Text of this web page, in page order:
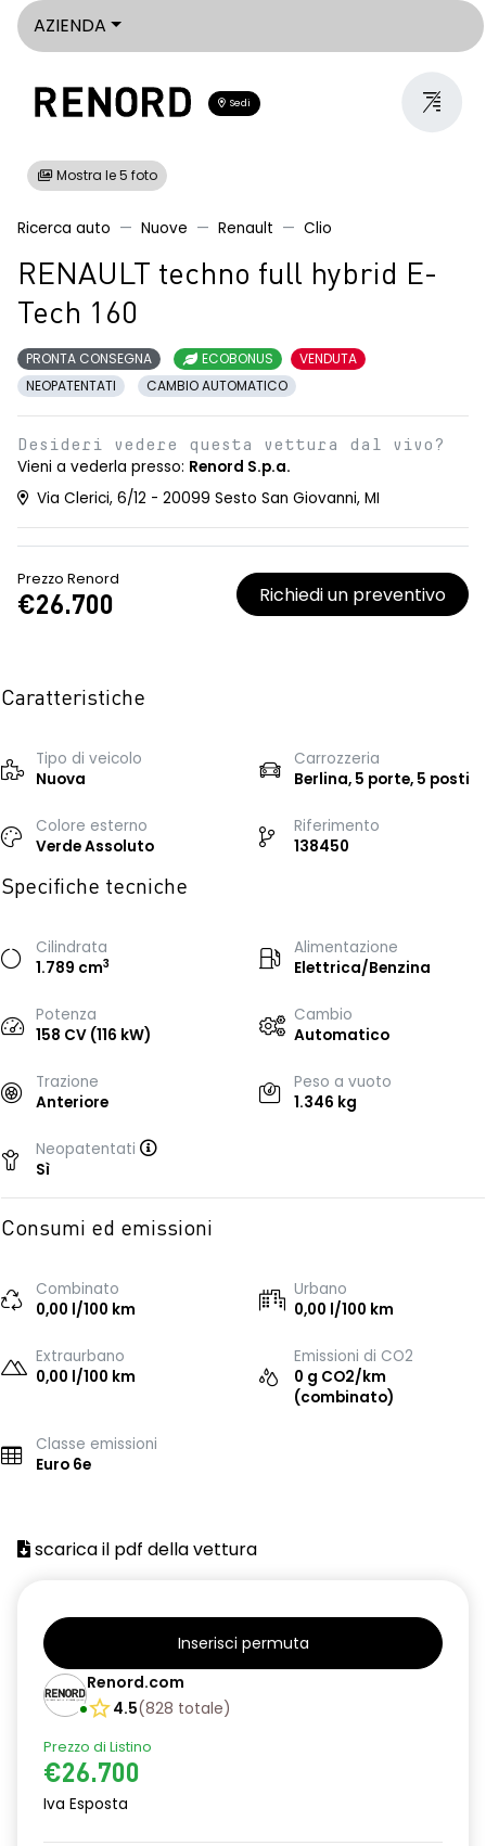
AZIENDA
Sedi
Mostra le 5 foto
Ricerca auto Nuove Renault Clio
RENAULT techno full hybrid E-
Tech 160
PRONTA CONSEGNA ECOBONUS
VENDUTA
NEOPATENTATI
CAMBIO AUTOMATICO
Desideri vedere questa vettura dal vivo?
Vieni a vederla presso: Renord S.p.a.
Via Clerici, 6/12 - 20099 Sesto San Giovanni, MI
Prezzo Renord
€26.700 Richiedi un preventivo
Caratteristiche
Tipo di veicolo
Nuova
Carrozzeria
Berlina, 5 porte, 5 posti
Colore esterno
Verde Assoluto
Riferimento
138450
Specifiche tecniche
Cilindrata
1.789 cm3
Alimentazione
Elettrica/Benzina
Potenza
158 CV (116 kW)
Cambio
Automatico
Trazione
Anteriore
Peso a vuoto
1.346 kg
Neopatentati
Sì
Consumi ed emissioni
Combinato
0,00 l/100 km
Urbano
0,00 l/100 km
Extraurbano
0,00 l/100 km
Emissioni di CO2
0 g CO2/km
(combinato)
Classe emissioni
Euro 6e
scarica il pdf della vettura
Inserisci permuta
Renord.com
4.5(828 totale)
Prezzo di Listino
€26.700
Iva Esposta